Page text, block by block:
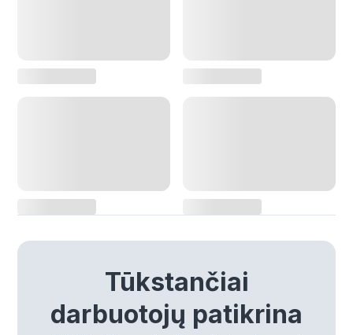
Tūkstančiai
darbuotojų patikrina